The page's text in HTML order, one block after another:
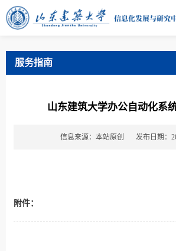
服务指南
山东建筑大学办公自动化系
信息来源：本站原创 发布日期：
附件：